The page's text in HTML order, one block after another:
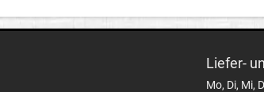
Liefer-
Mo, Di, Mi,